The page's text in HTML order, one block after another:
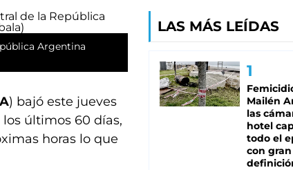
Argentina
) bajó este jueves
últimos 60 días,
horas lo que
LAS MÁS LEÍDAS
Mailén
las
hotel
todo el
con gran